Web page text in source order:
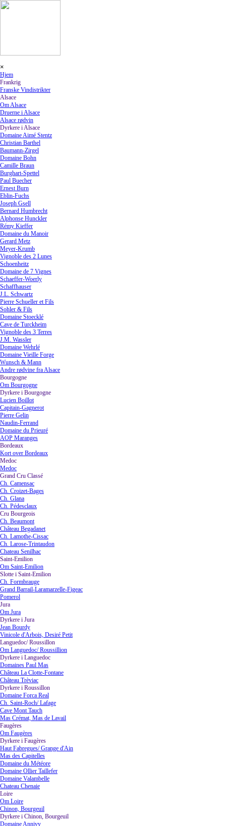
Gå til indhold
×
Hjem
Frankrig
Franske Vindistrikter
Alsace
Om Alsace
Druerne i Alsace
Alsace rødvin
Dyrkere i Alsace
Domaine Aimé Stentz
Christian Barthel
Baumann-Zirgel
Domaine Bohn
Camille Braun
Burghart-Spettel
Paul Buecher
Ernest Burn
Eblin-Fuchs
Joseph Gsell
Bernard Humbrecht
Alphonse Hunckler
Rémy Kieffer
Domaine du Manoir
Gerard Metz
Meyer-Krumb
Vignoble des 2 Lunes
Schoenheitz
Domaine de 7 Vignes
Schaeffer-Woerly
Schaffhauser
J.L. Schwartz
Pierre Schueller et Fils
Sohler & Fils
Domaine Stoecklé
Cave de Turckheim
Vignoble des 3 Terres
J.M. Wassler
Domaine Wehrlé
Domaine Vieille Forge
Wunsch & Mann
Andre rødvine fra Alsace
Bourgogne
Om Bourgogne
Dyrkere i Bourgogne
Lucien Boillot
Capitain-Gagnerot
Pierre Gelin
Naudin-Ferrand
Domaine du Prieuré
AOP Maranges
Bordeaux
Kort over Bordeaux
Medoc
Medoc
Grand Cru Classé
Ch. Camensac
Ch. Croizet-Bages
Ch. Glana
Ch. Pédesclaux
Cru Bourgeois
Ch. Beaumont
Château Begadanet
Ch. Lamothe-Cissac
Ch. Larose-Trintaudon
Chateau Senilhac
Saint-Emilion
Om Saint-Emilion
Slotte i Saint-Emilion
Ch. Formbrauge
Grand Barrail-Laramarzelle-Figeac
Pomerol
Jura
Om Jura
Dyrkere i Jura
Jean Bourdy
Vinicole d'Arbois, Desiré Petit
Languedoc/ Roussillon
Om Languedoc/ Roussillion
Dyrkere i Languedoc
Domaines Paul Mas
Château La Clotte-Fontane
Château Trèviac
Dyrkere i Roussillon
Domaine Forca Real
Ch. Saint-Roch/ Lafage
Cave Mont Tauch
Mas Crémat, Mas de Lavail
Faugères
Om Faugères
Dyrkere i Faugères
Haut Fabregues/ Grange d'Ain
Mas des Capitelles
Domaine du Météore
Domaine Ollier Taillefer
Domaine Valambelle
Chateau Chenaie
Loire
Om Loire
Chinon, Bourgeuil
Dyrkere i Chinon, Bourgeuil
Domaine Annivy